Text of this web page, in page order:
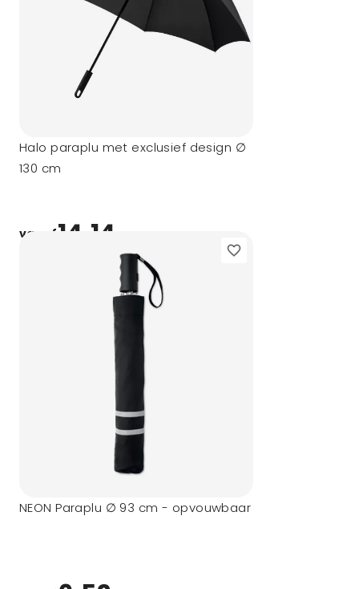
Halo paraplu met exclusief design ∅
130 cm
vanaf14,14
NEON Paraplu ∅ 93 cm - opvouwbaar